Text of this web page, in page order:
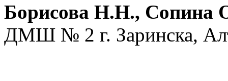
Борисова Н.Н., Сопина
ДМШ № 2 г. Заринска,